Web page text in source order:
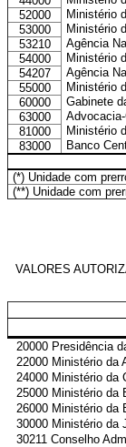
52000
Ministério
53000
Ministério
53210
Agência
54000
Ministério
54207
Agência
55000
Ministério
60000
Gabinete
63000
81000
Ministério
83000
Banco
(*) Unidade com
(**) Unidade com
VALORES
20000 Presidência
22000 Ministério da
24000 Ministério da
25000 Ministério da
26000 Ministério da
30000 Ministério da
30211 Conselho